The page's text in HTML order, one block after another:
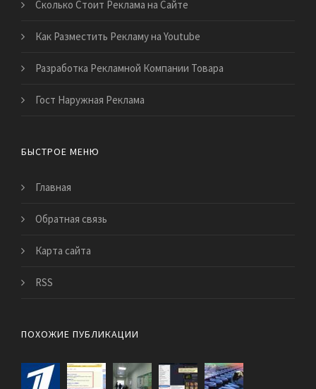
Сколько Стоит Реклама на Сайте
Как Разместить Рекламу на Youtube
Разработка Рекламной Компании Товара
Гост Наружная Реклама
БЫСТРОЕ МЕНЮ
Главная
Обратная связь
Карта сайта
RSS
ПОХОЖИЕ ПУБЛИКАЦИИ